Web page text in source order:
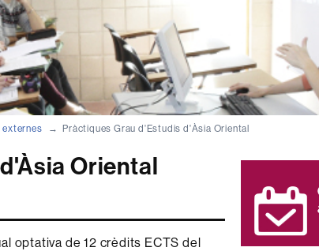
externes Pràctiques Grau d'Estudis d'Àsia Oriental
Oriental
optativa de 12 crèdits ECTS del